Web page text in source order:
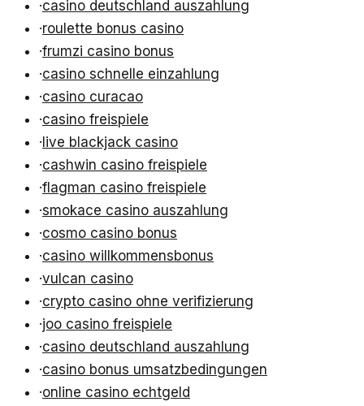
·casino deutschland auszahlung
·roulette bonus casino
·frumzi casino bonus
·casino schnelle einzahlung
·casino curacao
·casino freispiele
· live blackjack casino
·cashwin casino freispiele
·flagman casino freispiele
·smokace casino auszahlung
·cosmo casino bonus
·casino willkommensbonus
·vulcan casino
·crypto casino ohne verifizierung
·joo casino freispiele
·casino deutschland auszahlung
·casino bonus umsatzbedingungen
·online casino echtgeld